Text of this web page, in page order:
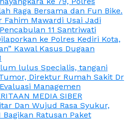
Raga Bersama dan Fun Bike.
Fahim Mawardi Usai Jadi
11 Santriwati
ke Polres Kediri Kota,
Kawal Kasus Dugaan
lulus Specialis, tangani
Direktur Rumah Sakit Dr
Managemen
MEDIA SIBER
Dan Wujud Rasa Syukur,
Bagikan Ratusan Paket